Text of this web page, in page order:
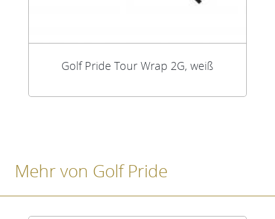
Golf Pride Tour Wrap 2G, weiß
Mehr von Golf Pride